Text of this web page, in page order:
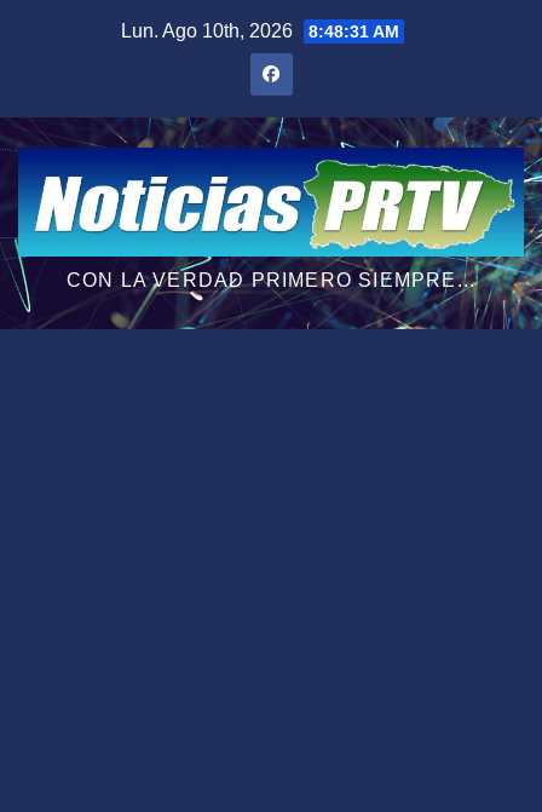
Lun. Ago 10th, 2026 8:48:32 AM
CON LA VERDAD PRIMERO SIEMPRE...